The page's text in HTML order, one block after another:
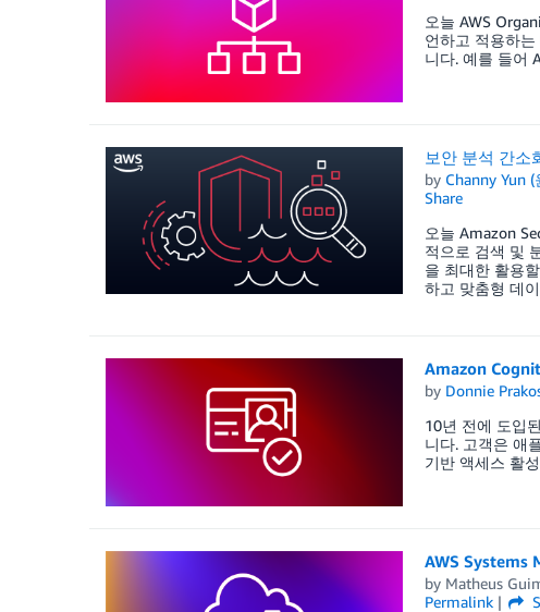
오늘 AWS
언하고 적용하
니다. 예를 들어
보안 분석 간소
by Channy Yun (
Share
오늘 Amazon
적으로 검색 및
을 최대한 활용
하고 맞춤형 데
Amazon
by Donnie
10년 전에 도입
니다. 고객은 애
기반 액세스 활
AWS Systems
by Matheus
Permalink